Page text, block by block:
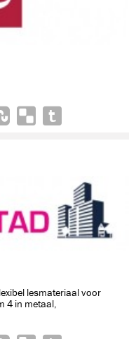
lesmateriaal voor
4 in metaal,